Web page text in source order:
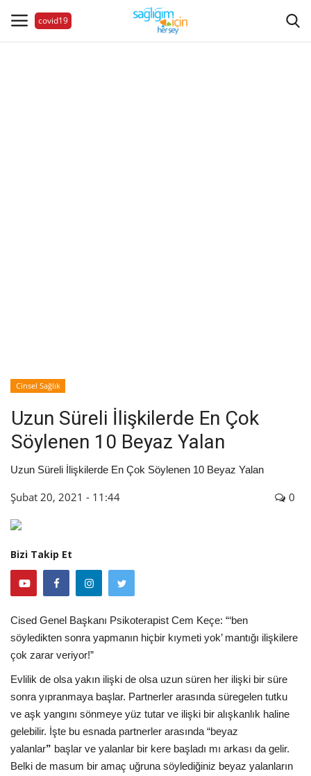
covid19
Tanı-Tedavi
Cinsel Sağlık
Uzun Süreli İlişkilerde En Çok
Söylenen 10 Beyaz Yalan
Uzun Süreli İlişkilerde En Çok Söylenen 10 Beyaz Yalan
Şubat 20, 2021 - 11:44 0
Bizi Takip Et
Cised Genel Başkanı Psikoterapist Cem Keçe: “‘ben
söyledikten sonra yapmanın hiçbir kıymeti yok’ mantığı ilişkilere
çok zarar veriyor!”
Evlilik de olsa yakın ilişki de olsa uzun süren her ilişki bir süre
sonra yıpranmaya başlar. Partnerler arasında süregelen tutku
ve aşk yangını sönmeye yüz tutar ve ilişki bir alışkanlık haline
gelebilir. İşte bu esnada partnerler arasında “beyaz
yalanlar” başlar ve yalanlar bir kere başladı mı arkası da gelir.
Belki de masum bir amaç uğruna söylediğiniz beyaz yalanların